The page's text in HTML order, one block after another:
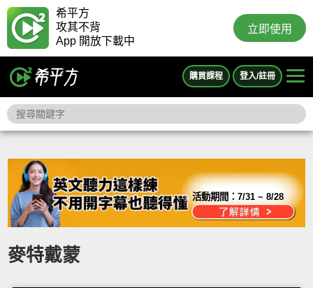
希平方
攻其不背
App 開放下載中
立即使用
購買課程 登入/註冊
活動期間：7/31 ~ 8/28
麥特戴蒙